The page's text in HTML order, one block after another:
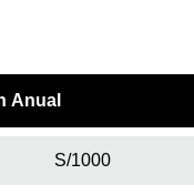
Anual
S/1000